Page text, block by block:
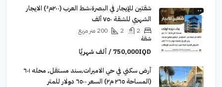
شقتين للإيجار في البصرة،شط العرب (٢٠٠م²) الايجار
الشهري للشقة ٧٥٠ ألف
2
2
200 متر مربع
شقة
750,000IQD / ألف شهريًا
أرض سكني في حي الاميرات٬سند مستقل٬ محله ٦٠١
(المساحة ٢٦٥ م٢) السعر ٦٥٠٠ دولار للمتر